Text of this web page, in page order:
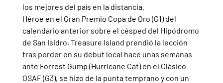
los mejores del país en la distancia.
Héroe en el Gran Premio Copa de Oro (G1) del
calendario anterior sobre el césped del Hipódromo
de San Isidro, Treasure Island prendió la lección
tras perder en su debut local hace unas semanas
ante Forrest Gump (Hurricane Cat) en el Clásico
OSAF (G3), se hizo de la punta temprano y con un